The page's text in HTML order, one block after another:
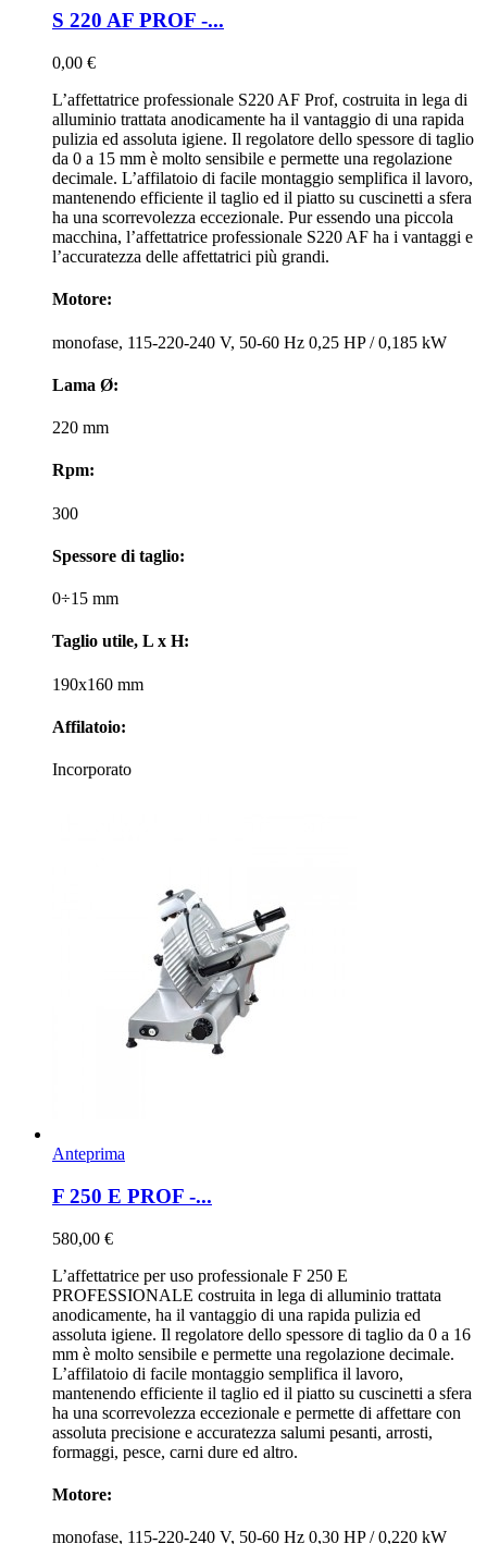
S 220 AF PROF -...
0,00 €
L’affettatrice professionale S220 AF Prof, costruita in lega di
alluminio trattata anodicamente ha il vantaggio di una rapida
pulizia ed assoluta igiene. Il regolatore dello spessore di taglio
da 0 a 15 mm è molto sensibile e permette una regolazione
decimale. L’affilatoio di facile montaggio semplifica il lavoro,
mantenendo efficiente il taglio ed il piatto su cuscinetti a sfera
ha una scorrevolezza eccezionale. Pur essendo una piccola
macchina, l’affettatrice professionale S220 AF ha i vantaggi e
l’accuratezza delle affettatrici più grandi.
Motore:
monofase, 115-220-240 V, 50-60 Hz 0,25 HP / 0,185 kW
Lama Ø:
220 mm
Rpm:
300
Spessore di taglio:
0÷15 mm
Taglio utile, L x H:
190x160 mm
Affilatoio:
Incorporato
Anteprima
F 250 E PROF -...
580,00 €
L’affettatrice per uso professionale F 250 E
PROFESSIONALE costruita in lega di alluminio trattata
anodicamente, ha il vantaggio di una rapida pulizia ed
assoluta igiene. Il regolatore dello spessore di taglio da 0 a 16
mm è molto sensibile e permette una regolazione decimale.
L’affilatoio di facile montaggio semplifica il lavoro,
mantenendo efficiente il taglio ed il piatto su cuscinetti a sfera
ha una scorrevolezza eccezionale e permette di affettare con
assoluta precisione e accuratezza salumi pesanti, arrosti,
formaggi, pesce, carni dure ed altro.
Motore:
monofase, 115-220-240 V, 50-60 Hz 0,30 HP / 0,220 kW